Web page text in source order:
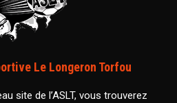
Le Longeron Torfou
site de l’ASLT, vous trouverez